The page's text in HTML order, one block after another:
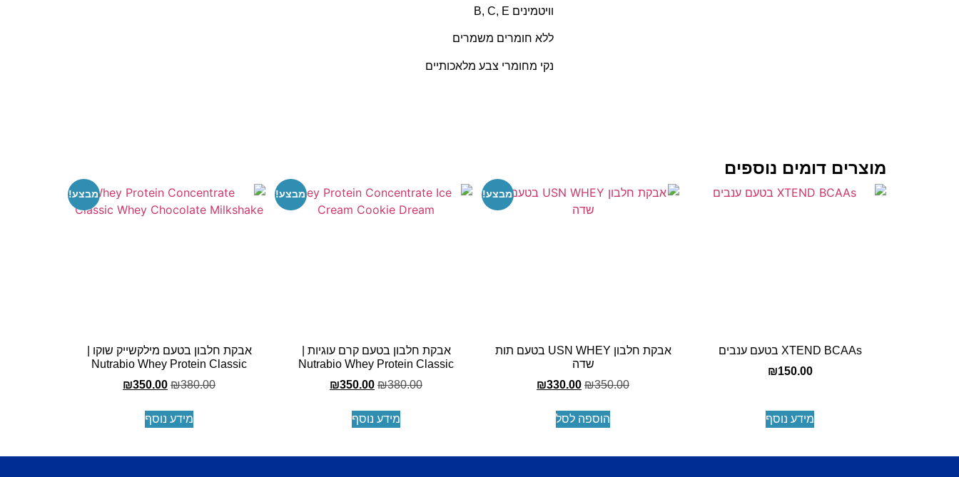
וויטמינים B, C, E
ללא חומרים משמרים
נקי מחומרי צבע מלאכותיים
מוצרים דומים נוספים
XTEND BCAAs בטעם ענבים
₪150.00
מידע נוסף
מבצע!
אבקת חלבון USN WHEY בטעם תות
שדה
₪350.00
₪330.00
הוספה לסל
מבצע!
אבקת חלבון בטעם קרם עוגיות |
Nutrabio Whey Protein Classic
₪380.00
₪350.00
מידע נוסף
מבצע!
אבקת חלבון בטעם מילקשייק שוקו |
Nutrabio Whey Protein Classic
₪380.00
₪350.00
מידע נוסף